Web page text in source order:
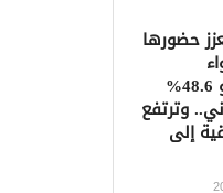
حضورها
السعودي بنمو 48.6%
وترتفع
إلى